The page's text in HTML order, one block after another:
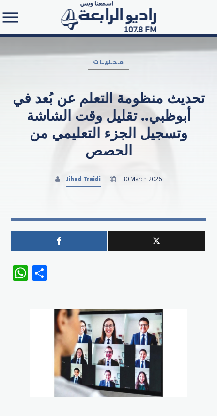
Search in the website:
مـحـليـات
تحديث منظومة التعلم عن بُعد في
أبوظبي.. تقليل وقت الشاشة
وتسجيل الجزء التعليمي من
الحصص
Jihed Traidi 30 March 2026
WhatsApp